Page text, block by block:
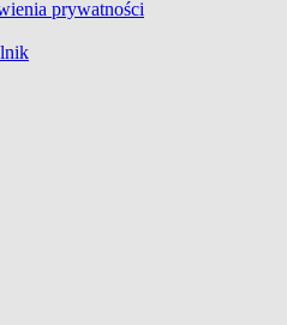
prywatności